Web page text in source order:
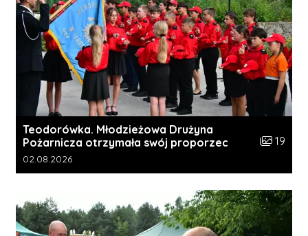
Teodorówka. Młodzieżowa Drużyna
Pożarnicza otrzymała swój proporzec
Liczba
19
Data dodania galerii:
02.08.2026